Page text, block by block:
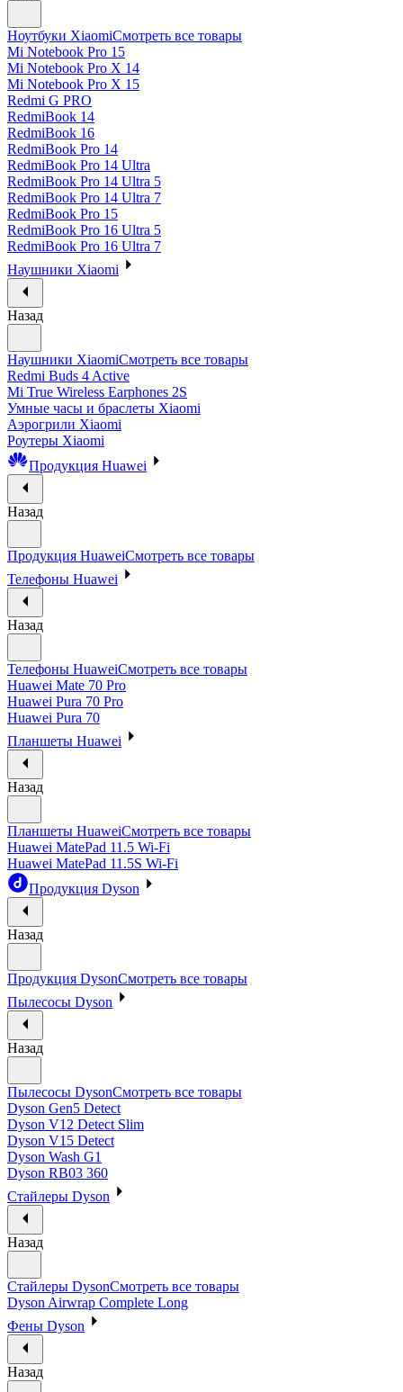
Ноутбуки XiaomiСмотреть все товары
Mi Notebook Pro 15
Mi Notebook Pro X 14
Mi Notebook Pro X 15
Redmi G PRO
RedmiBook 14
RedmiBook 16
RedmiBook Pro 14
RedmiBook Pro 14 Ultra
RedmiBook Pro 14 Ultra 5
RedmiBook Pro 14 Ultra 7
RedmiBook Pro 15
RedmiBook Pro 16 Ultra 5
RedmiBook Pro 16 Ultra 7
Наушники Xiaomi
Назад
Наушники XiaomiСмотреть все товары
Redmi Buds 4 Active
Mi True Wireless Earphones 2S
Умные часы и браслеты Xiaomi
Аэрогрили Xiaomi
Роутеры Xiaomi
Продукция Huawei
Назад
Продукция HuaweiСмотреть все товары
Телефоны Huawei
Назад
Телефоны HuaweiСмотреть все товары
Huawei Mate 70 Pro
Huawei Pura 70 Pro
Huawei Pura 70
Планшеты Huawei
Назад
Планшеты HuaweiСмотреть все товары
Huawei MatePad 11.5 Wi-Fi
Huawei MatePad 11.5S Wi-Fi
Продукция Dyson
Назад
Продукция DysonСмотреть все товары
Пылесосы Dyson
Назад
Пылесосы DysonСмотреть все товары
Dyson Gen5 Detect
Dyson V12 Detect Slim
Dyson V15 Detect
Dyson Wash G1
Dyson RB03 360
Стайлеры Dyson
Назад
Стайлеры DysonСмотреть все товары
Dyson Airwrap Complete Long
Фены Dyson
Назад